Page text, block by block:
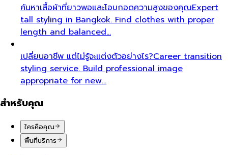
ค้นหาเสื้อผ้าที่ยาวพอและโอบกอดความสูงของคุณExpert
tall styling in Bangkok. Find clothes with proper
length and balanced…
เปลี่ยนอาชีพ แต่ไม่รู้จะแต่งตัวอย่างไร?Career transition
styling service. Build professional image
appropriate for new…
สำหรับคุณ
ใครคือคุณ
พื้นที่บริการ